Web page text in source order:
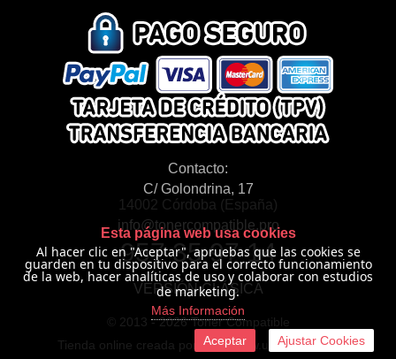
Contacto:
C/ Golondrina, 17
14002 Córdoba (España)
info@tonercompatible.pro
957 35 97 14
VERSIÓN CLÁSICA
© 2013 -2026 Toner Compatible
Tienda online creada por http://www.urbecom.com
Esta página web usa cookies
Al hacer clic en "Aceptar", apruebas que las cookies se
guarden en tu dispositivo para el correcto funcionamiento
de la web, hacer analíticas de uso y colaborar con estudios
de marketing.
Más Información
Aceptar Ajustar Cookies